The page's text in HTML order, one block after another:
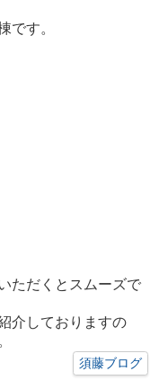
です。
ただくとスムーズで
介しておりますの
須藤ブログ